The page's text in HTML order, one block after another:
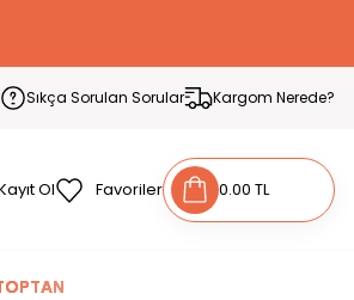
Sıkça Sorulan Sorular Kargom Nerede?
Ol Favoriler 0.00 TL